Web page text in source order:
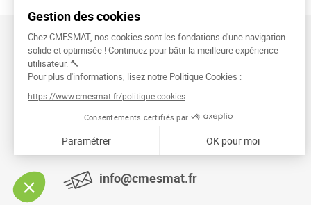
CMESMAT
91026 EVRY COURCOURONNES
info@cmesmat.fr